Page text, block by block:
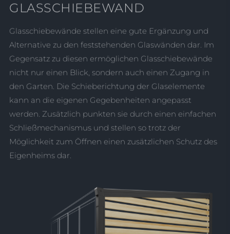
GLASSCHIEBEWAND
Glasschiebewände stellen eine gute Ergänzung und
Alternative zu den feststehenden Glaswänden dar. Im
Gegensatz zu diesen ermöglichen Glasschiebewände
nicht nur einen Blick, sondern auch einen Zugang in
den Garten. Die Schieberichtung der Glaselemente
kann an die eigenen Gegebenheiten angepasst
werden. Zusätzlich punkten sie durch einen einfachen
Schließmechanismus und stellen so trotz der
Möglichkeit zum Öffnen einen zusätzlichen Schutz des
Eigenheims dar.